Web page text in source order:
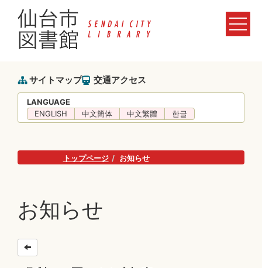
サイトマップ 交通アクセス
LANGUAGE
ENGLISH
中文簡体 中文繁體 한글
トップページ お知らせ
お知らせ